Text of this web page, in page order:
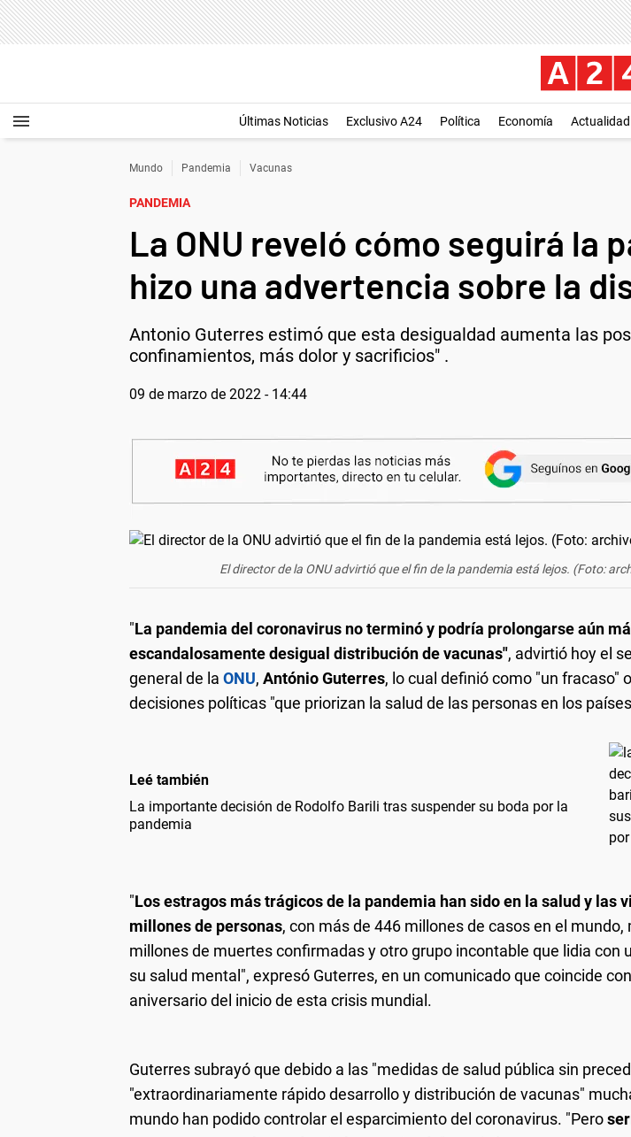
Últimas Noticias Exclusivo A24 Política Economía Actualidad
Mundo Pandemia Vacunas
PANDEMIA
La ONU reveló cómo seguirá la
hizo una advertencia sobre la
Antonio Guterres estimó que esta desigualdad aumenta las
confinamientos, más dolor y sacrificios" .
09 de marzo de 2022 - 14:44
El director de la ONU advirtió que el fin de la pandemia está lejos. (Foto:
"La pandemia del coronavirus no terminó y podría prolongarse aún
escandalosamente desigual distribución de vacunas", advirtió hoy el
general de la ONU, António Guterres, lo cual definió como "un fracaso"
decisiones políticas "que priorizan la salud de las personas en los
Leé también
La importante decisión de Rodolfo Barili tras suspender su boda por la
pandemia
"Los estragos más trágicos de la pandemia han sido en la salud y las
millones de personas, con más de 446 millones de casos en el mundo,
millones de muertes confirmadas y otro grupo incontable que lidia con
su salud mental", expresó Guterres, en un comunicado que coincide
aniversario del inicio de esta crisis mundial.
Guterres subrayó que debido a las "medidas de salud pública sin
"extraordinariamente rápido desarrollo y distribución de vacunas"
mundo han podido controlar el esparcimiento del coronavirus. "Pero